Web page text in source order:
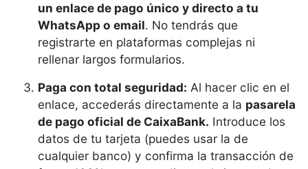
un enlace de pago único y directo a tu
WhatsApp o email. No tendrás que
registrarte en plataformas complejas ni
rellenar largos formularios.
Paga con total seguridad: Al hacer clic en el
enlace, accederás directamente a la pasarela
de pago oficial de CaixaBank. Introduce los
datos de tu tarjeta (puedes usar la de
cualquier banco) y confirma la transacción de